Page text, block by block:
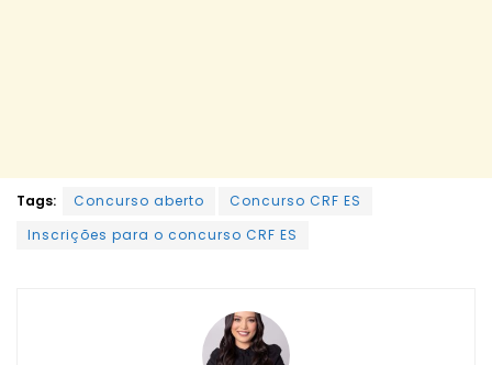
Tags: Concurso aberto
Concurso CRF ES
Inscrições para o concurso CRF ES